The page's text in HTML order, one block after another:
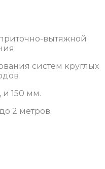
вытяжной
систем круглых
и 150 мм.
2 метров.